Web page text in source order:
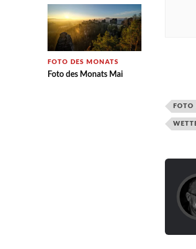
FOTO DES MONATS
Foto des Monats Mai
FOTO